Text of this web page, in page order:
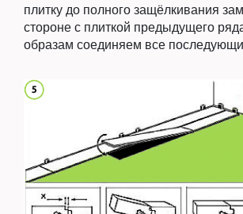
плитку до полного защёлкивания
стороне с плиткой предыдущего
образам соединяем все